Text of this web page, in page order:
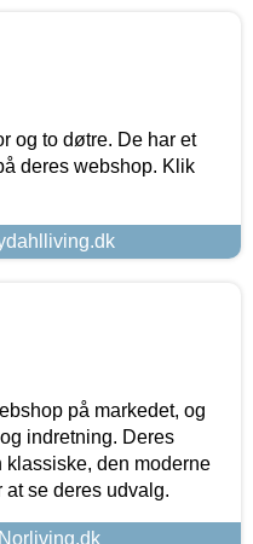
og to døtre. De har et
deres webshop. Klik
på markedet, og
indretning. Deres
den moderne
se deres udvalg.